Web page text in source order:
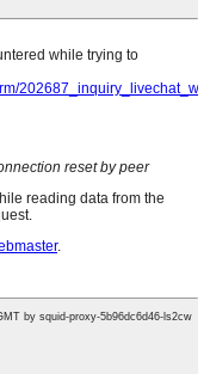
niebieskie światło
do ekspozycji na
na zewnątrz,
zmęczenie oczu i
warunkach
niebieskiego
w jednej soczewce,